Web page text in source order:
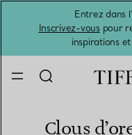
Entrez dans
Inscrivez-vouspour
inspirations
Clous